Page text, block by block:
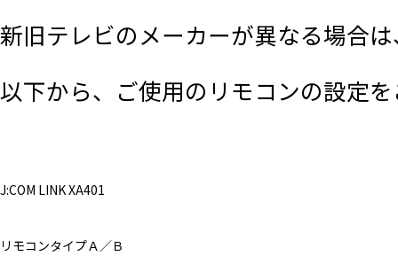
新旧テレビのメーカーが異なる場合
以下から、ご使用のリモコンの設定
J:COM LINK XA401
リモコンタイプＡ／Ｂ